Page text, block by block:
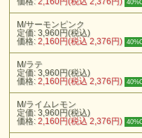
M/サーモンピンク
定価: 3,960円(税込)
価格:2,160円(税込 2,376円)
M/ラテ
定価: 3,960円(税込)
価格:2,160円(税込 2,376円)
M/ライムレモン
定価: 3,960円(税込)
価格:2,160円(税込 2,376円)